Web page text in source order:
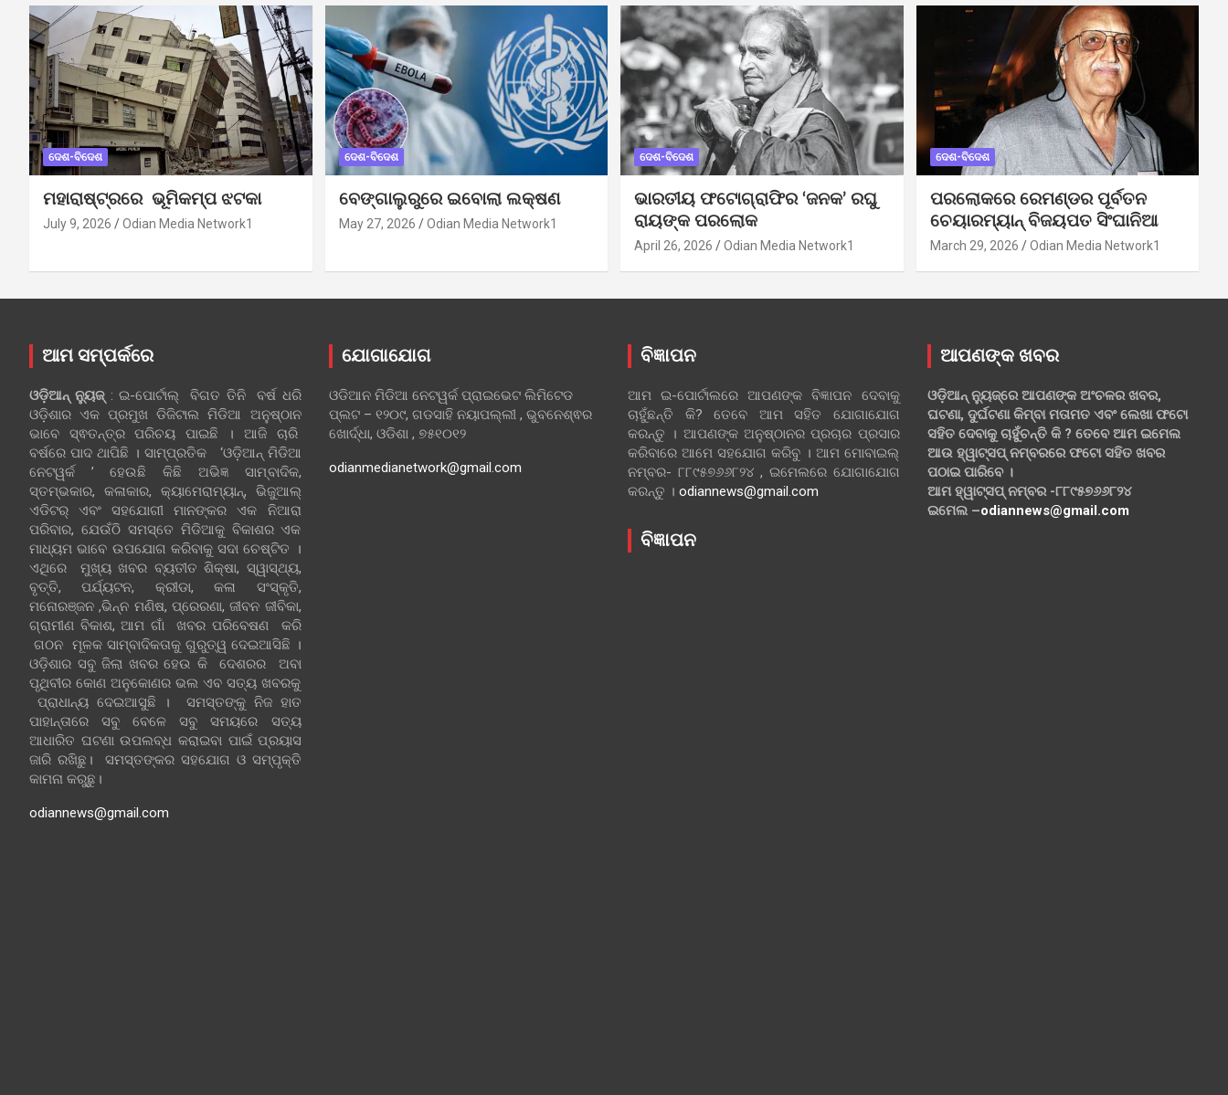
ଦେଶ-ବିଦେଶ
ମହାରାଷ୍ଟ୍ରରେ ଭୂମିକମ୍ପ ଝଟକା
July 9, 2026 Odian Media Network1
ଦେଶ-ବିଦେଶ
ବେଙ୍ଗାଲୁରୁରେ ଇବୋଲା ଲକ୍ଷଣ
May 27, 2026 Odian Media Network1
ଦେଶ-ବିଦେଶ
ଭାରତୀୟ ଫଟୋଗ୍ରାଫିର ‘ଜନକ’ ରଘୁ
ରାୟଙ୍କ ପରଲୋକ
April 26, 2026 Odian Media Network1
ଦେଶ-ବିଦେଶ
ପରଲୋକରେ ରେମଣ୍ଡର ପୂର୍ବତନ
ଚେୟାରମ୍ୟାନ୍ ବିଜୟପତ ସିଂଘାନିଆ
March 29, 2026 Odian Media Network1
ଆମ ସମ୍ପର୍କରେ
ଓଡ଼ିଆନ୍‍ ନ୍ୟୁଜ୍‍: ଇ-ପୋର୍ଟାଲ୍ ବିଗତ ତିନି ବର୍ଷ ଧରି
ଓଡ଼ିଶାର ଏକ ପ୍ରମୁଖ ଡିଜିଟାଲ ମିଡିଆ ଅନୁଷ୍ଠାନ
ଭାବେ ସ୍ଵତନ୍ତ୍ର ପରିଚୟ ପାଇଛି । ଆଜି ଚାରି
ବର୍ଷରେ ପାଦ ଥାପିଛି । ସାମ୍ପ୍ରତିକ ‘ଓଡ଼ିଆନ୍‍ ମିଡିଆ
ନେଟୱର୍କ ’ ହେଉଛି କିଛି ଅଭିଜ୍ଞ ସାମ୍ବାଦିକ,
ସ୍ତମ୍ଭକାର, କଳାକାର, କ୍ୟାମେରାମ୍ୟାନ୍, ଭିଜୁଆଲ୍
ଏଡିଟର୍ ଏବଂ ସହଯୋଗୀ ମାନଙ୍କର ଏକ ନିଆରା
ପରିବାର, ଯେଉଁଠି ସମସ୍ତେ ମିଡିଆକୁ ବିକାଶର ଏକ
ମାଧ୍ୟମ ଭାବେ ଉପଯୋଗ କରିବାକୁ ସଦା ଚେଷ୍ଟିତ ।
ଏଥିରେ ମୁଖ୍ୟ ଖବର ବ୍ୟତୀତ ଶିକ୍ଷା, ସ୍ୱାସ୍ଥ୍ୟ,
ବୃତ୍ତି, ପର୍ଯ୍ୟଟନ, କ୍ରୀଡା, କଳା ସଂସ୍କୃତି,
ମନୋରଞ୍ଜନ ,ଭିନ୍ନ ମଣିଷ, ପ୍ରେରଣା, ଜୀବନ ଜୀବିକା,
ଗ୍ରାମୀଣ ବିକାଶ, ଆମ ଗାଁ ଖବର ପରିବେଷଣ କରି
ଗଠନ ମୂଳକ ସାମ୍ବାଦିକତାକୁ ଗୁରୁତ୍ୱ ଦେଇଆସିଛି ।
ଓଡ଼ିଶାର ସବୁ ଜିଲା ଖବର ହେଉ କି ଦେଶରର ଅବା
ପୃଥିବୀର କୋଣ ଅନୁକୋଣର ଭଲ ଏବ ସତ୍ୟ ଖବରକୁ
ପ୍ରାଧାନ୍ୟ ଦେଇଆସୁଛି । ସମସ୍ତଙ୍କୁ ନିଜ ହାତ
ପାହାନ୍ତାରେ ସବୁ ବେଳେ ସବୁ ସମୟରେ ସତ୍ୟ
ଆଧାରିତ ଘଟଣା ଉପଲବ୍ଧ କରାଇବା ପାଇଁ ପ୍ରୟାସ
ଜାରି ରଖିଛୁ। ସମସ୍ତଙ୍କର ସହଯୋଗ ଓ ସମ୍ପୃକ୍ତି
କାମନା କରୁଛୁ।
odiannews@gmail.com
ଯୋଗାଯୋଗ
ଓଡିଆନ ମିଡିଆ ନେଟୱର୍କ ପ୍ରାଇଭେଟ ଲିମିଟେଡ
ପ୍ଲଟ – ୧୨୦୯, ଗଡସାହି ନୟାପଲ୍ଲୀ , ଭୁବନେଶ୍ଵର
ଖୋର୍ଦ୍ଧା, ଓଡିଶା , ୭୫୧୦୧୨
odianmedianetwork@gmail.com
ବିଜ୍ଞାପନ
ଆମ ଇ-ପୋର୍ଟାଲରେ ଆପଣଙ୍କ ବିଜ୍ଞାପନ ଦେବାକୁ
ଚାହୁଁଛନ୍ତି କି? ତେବେ ଆମ ସହିତ ଯୋଗାଯୋଗ
କରନ୍ତୁ । ଆପଣଙ୍କ ଅନୁଷ୍ଠାନର ପ୍ରଚାର ପ୍ରସାର
କରିବାରେ ଆମେ ସହଯୋଗ କରିବୁ । ଆମ ମୋବାଇଲ୍
ନମ୍ବର- ୮୮୯୫୭୬୬୮୨୪ , ଇମେଲରେ ଯୋଗାଯୋଗ
କରନ୍ତୁ । odiannews@gmail.com
ବିଜ୍ଞାପନ
ଆପଣଙ୍କ ଖବର
ଓଡ଼ିଆନ୍ ନ୍ୟୁଜ୍‌ରେ ଆପଣଙ୍କ ଅଂଚଳର ଖବର,
ଘଟଣା, ଦୁର୍ଘଟଣା କିମ୍ବା ମତାମତ ଏବଂ ଲେଖା ଫଟୋ
ସହିତ ଦେବାକୁ ଚାହୁଁଚନ୍ତି କି ? ତେବେ ଆମ ଇମେଲ
ଆଉ ହ୍ୱାଟ୍‌ସପ୍ ନମ୍ବରରେ ଫଟୋ ସହିତ ଖବର
ପଠାଇ ପାରିବେ ।
ଆମ ହ୍ୱାଟ୍‌ସପ୍ ନମ୍ବର -୮୮୯୫୭୬୬୮୨୪
ଇମେଲ –odiannews@gmail.com